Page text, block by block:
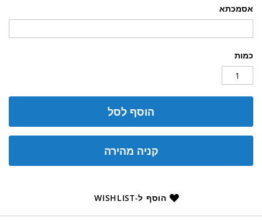
אסמכתא
כמות
הוסף לסל
קניה מהירה
הוסף ל-WISHLIST